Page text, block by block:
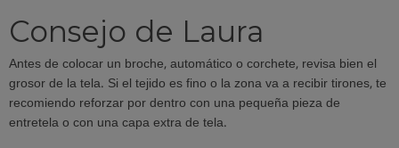
Consejo de Laura
Antes de colocar un broche, automático o corchete, revisa bien el
grosor de la tela. Si el tejido es fino o la zona va a recibir tirones, te
recomiendo reforzar por dentro con una pequeña pieza de
entretela o con una capa extra de tela.